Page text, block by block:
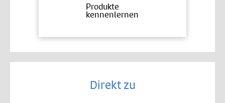
Produkte
kennenlernen
Direkt zu